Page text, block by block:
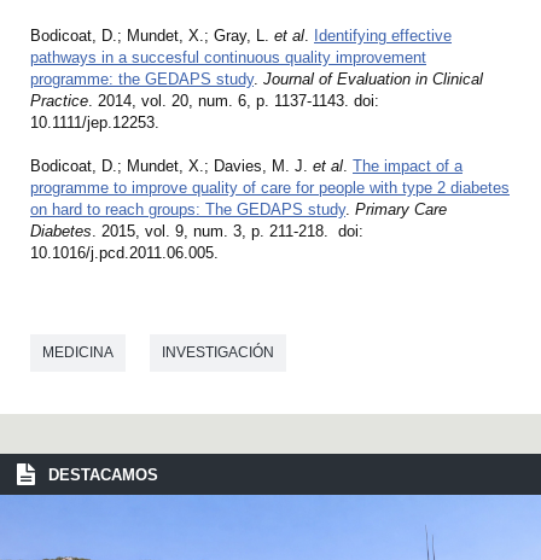
Bodicoat, D.; Mundet, X.; Gray, L. et al. Identifying effective
pathways in a succesful continuous quality improvement
programme: the GEDAPS study. Journal of Evaluation in Clinical
Practice. 2014, vol. 20, num. 6, p. 1137-1143. doi:
10.1111/jep.12253.
Bodicoat, D.; Mundet, X.; Davies, M. J. et al. The impact of a
programme to improve quality of care for people with type 2 diabetes
on hard to reach groups: The GEDAPS study. Primary Care
Diabetes. 2015, vol. 9, num. 3, p. 211-218. doi:
10.1016/j.pcd.2011.06.005.
MEDICINA INVESTIGACIÓN
DESTACAMOS